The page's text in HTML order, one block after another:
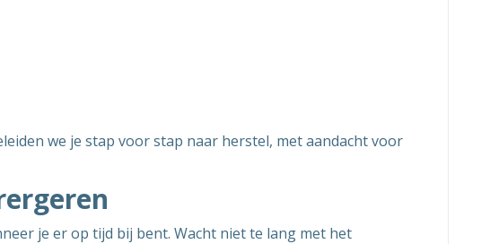
we je stap voor stap naar herstel, met aandacht voor
je er op tijd bij bent. Wacht niet te lang met het